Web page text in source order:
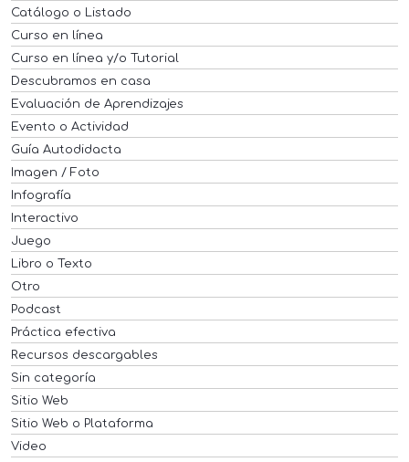
Catálogo o Listado
Curso en línea
Curso en línea y/o Tutorial
Descubramos en casa
Evaluación de Aprendizajes
Evento o Actividad
Guía Autodidacta
Imagen / Foto
Infografía
Interactivo
Juego
Libro o Texto
Otro
Podcast
Práctica efectiva
Recursos descargables
Sin categoría
Sitio Web
Sitio Web o Plataforma
Video